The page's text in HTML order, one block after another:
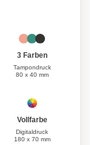
3 Farben
Tampondruck
80 x 40 mm
Vollfarbe
Digitaldruck
180 x 70 mm